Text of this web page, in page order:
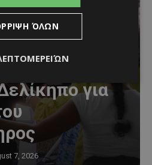
γεμάτη
και
για
7, 2026
ΌΛΩΝ